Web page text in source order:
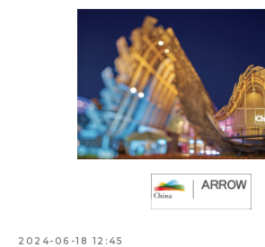
2024-06-18 12:45